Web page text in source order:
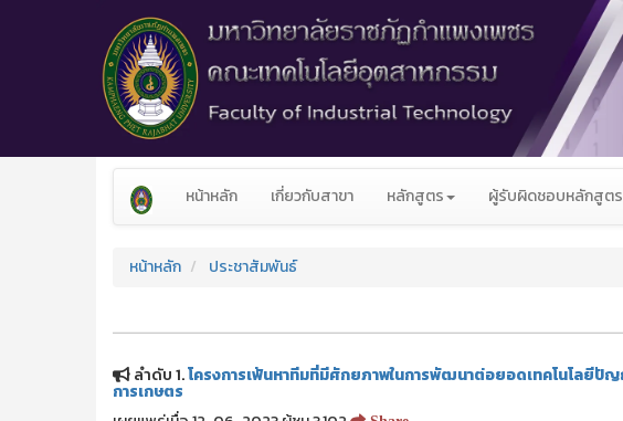
หน้าหลัก เกี่ยวกับสาขา หลักสูตร ผู้รับผิดชอบหลักสูตร
หน้าหลัก ประชาสัมพันธ์
ลำดับ 1.โครงการเฟ้นหาทีมที่มีศักยภาพในการพัฒนาต่อยอดเทคโนโลยี
การเกษตร